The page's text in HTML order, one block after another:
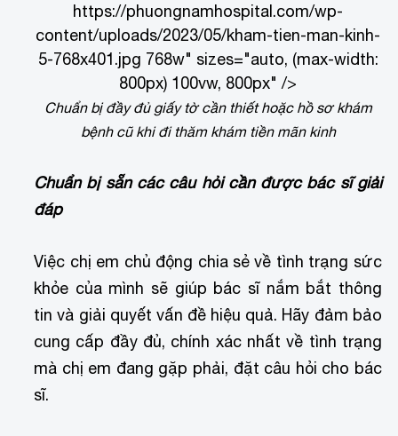
https://phuongnamhospital.com/wp-
content/uploads/2023/05/kham-tien-man-kinh-
5-768x401.jpg 768w" sizes="auto, (max-width:
800px) 100vw, 800px" />
Chuẩn bị đầy đủ giấy tờ cần thiết hoặc hồ sơ khám
bệnh cũ khi đi thăm khám tiền mãn kinh
Chuẩn bị sẵn các câu hỏi cần được bác sĩ giải
đáp
Việc chị em chủ động chia sẻ về tình trạng sức
khỏe của mình sẽ giúp bác sĩ nắm bắt thông
tin và giải quyết vấn đề hiệu quả. Hãy đảm bảo
cung cấp đầy đủ, chính xác nhất về tình trạng
mà chị em đang gặp phải, đặt câu hỏi cho bác
sĩ.